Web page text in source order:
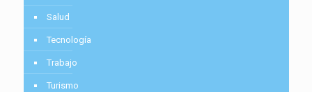
Salud
Tecnología
Trabajo
Turismo